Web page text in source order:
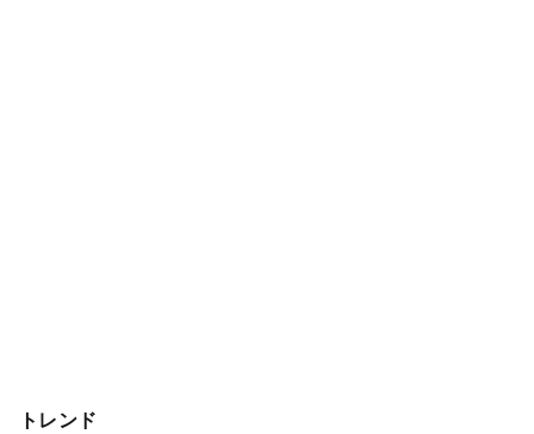
トレンド